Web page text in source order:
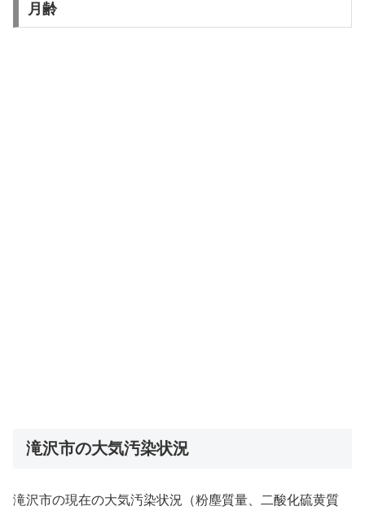
月齢
滝沢市の大気汚染状況
滝沢市の現在の大気汚染状況（粉塵質量、二酸化硫黄質